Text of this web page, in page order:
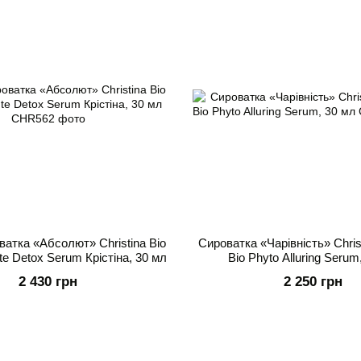
«Абсолют» Christina Bio
Detox Serum Крістіна, 30 мл
2 430 грн
Сироватка «Чарівність»
Bio Phyto Alluring
2 250 грн